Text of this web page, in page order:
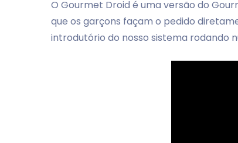
O Gourmet Droid é uma versão do
que os garçons façam o pedido
introdutório do nosso sistema rodando